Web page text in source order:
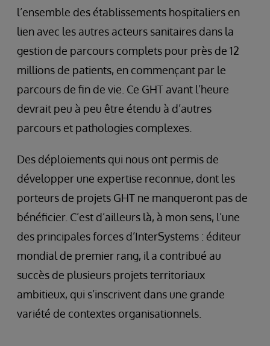
l’ensemble des établissements hospitaliers en
lien avec les autres acteurs sanitaires dans la
gestion de parcours complets pour près de 12
millions de patients, en commençant par le
parcours de fin de vie. Ce GHT avant l’heure
devrait peu à peu être étendu à d’autres
parcours et pathologies complexes.
Des déploiements qui nous ont permis de
développer une expertise reconnue, dont les
porteurs de projets GHT ne manqueront pas de
bénéficier. C’est d’ailleurs là, à mon sens, l’une
des principales forces d’InterSystems : éditeur
mondial de premier rang, il a contribué au
succès de plusieurs projets territoriaux
ambitieux, qui s’inscrivent dans une grande
variété de contextes organisationnels.